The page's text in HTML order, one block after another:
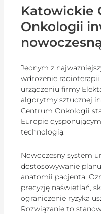
Katowickie
Onkologii
Jednym z
wdrożenie
urządzeniu firmy
algorytmy sztucznej
Centrum Onkologii
Europie
technologią.
Nowoczesny system
dostosowywanie
anatomii pacjenta.
precyzję naświetlań,
ograniczenie ryzyka
Rozwiązanie to